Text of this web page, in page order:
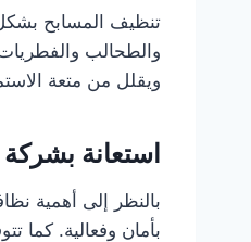
تنظيف المسابح بشكل
والطحالب
ويقلل من متعة
استعانة
بالنظر إلى أهمية
بأمان وفعالية. كما